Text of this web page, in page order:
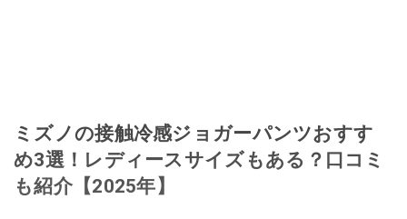
ミズノの接触冷感ジョガーパンツおすす
め3選！レディースサイズもある？口コミ
も紹介【2025年】